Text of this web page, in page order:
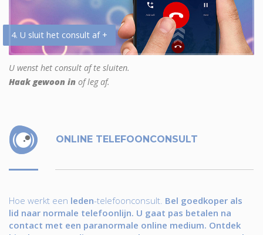
4. U sluit het consult af +
U wenst het consult af te sluiten.
Haak gewoon in of leg af.
ONLINE TELEFOONCONSULT
Hoe werkt een leden-telefoonconsult. Bel goedkoper als
lid naar normale telefoonlijn. U gaat pas betalen na
contact met een paranormale online medium. Ontdek